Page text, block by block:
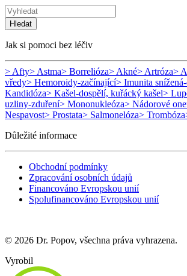
Hledat
Jak si pomoci bez léčiv
> Afty> Astma> Borrelióza> Akné> Artróza>
vředy> Hemoroidy-začínající> Imunita
Kandidóza> Kašel-dospělí, kuřácký kašel>
uzliny-zduření> Mononukleóza> Nádorové
Nespavost> Prostata> Salmonelóza> Trombóza
Důležité informace
Obchodní podmínky
Zpracování osobních údajů
Financováno Evropskou unií
Spolufinancováno Evropskou unií
© 2026 Dr. Popov, všechna práva vyhrazena.
Vyrobil